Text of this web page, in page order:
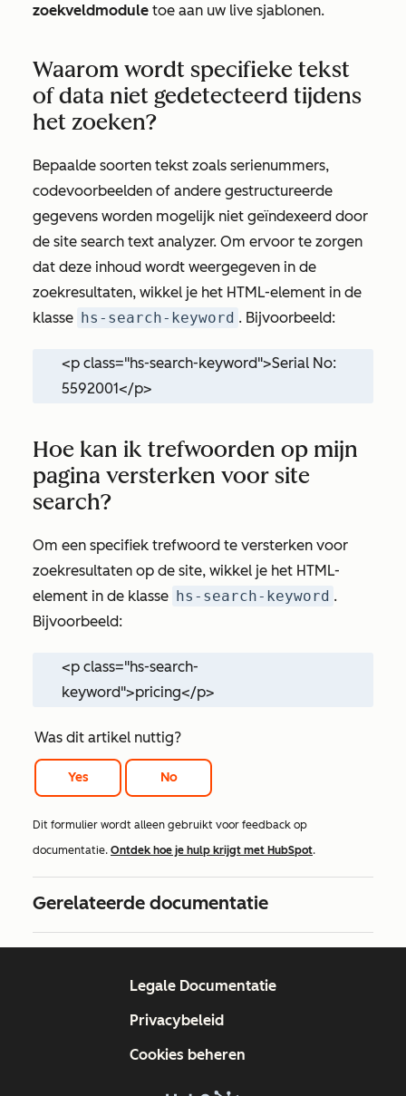
zoekveldmodule toe aan uw live sjablonen.
Waarom wordt specifieke tekst
of data niet gedetecteerd tijdens
het zoeken?
Bepaalde soorten tekst zoals serienummers,
codevoorbeelden of andere gestructureerde
gegevens worden mogelijk niet geïndexeerd door
de site search text analyzer. Om ervoor te zorgen
dat deze inhoud wordt weergegeven in de
zoekresultaten, wikkel je het HTML-element in de
klasse hs-search-keyword . Bijvoorbeeld:
<p class="hs-search-keyword">Serial No:
5592001</p>
Hoe kan ik trefwoorden op mijn
pagina versterken voor site
search?
Om een specifiek trefwoord te versterken voor
zoekresultaten op de site, wikkel je het HTML-
element in de klasse hs-search-keyword .
Bijvoorbeeld:
<p class="hs-search-
keyword">pricing</p>
Was dit artikel nuttig?
Yes No
Dit formulier wordt alleen gebruikt voor feedback op
documentatie. Ontdek hoe je hulp krijgt met HubSpot.
Gerelateerde documentatie
Legale Documentatie
Privacybeleid
Cookies beheren